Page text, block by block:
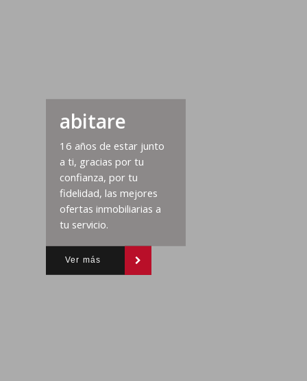
abitare
16 años de estar junto
a ti, gracias por tu
confianza, por tu
fidelidad, las mejores
ofertas inmobiliarias a
tu servicio.
Ver más